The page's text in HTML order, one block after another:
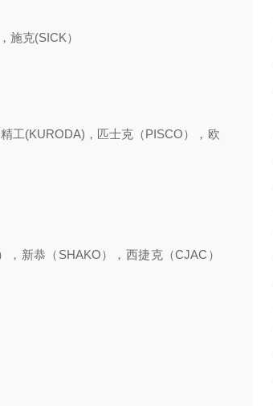
施克(SICK）
工(KURODA)，匹士克（PISCO），欧
新恭（SHAKO），西捷克（CJAC）